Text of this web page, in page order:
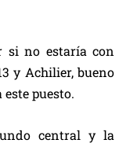
si no estaría con
y Achilier, bueno
puesto.
central y la